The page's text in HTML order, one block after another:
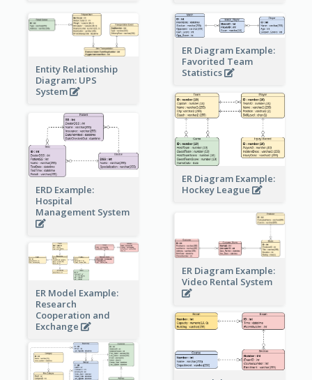
Entity Relationship
Diagram: UPS
System
ER Diagram Example:
Favorited Team
Statistics
ER Diagram Example:
Hockey League
ERD Example:
Hospital
Management System
ER Diagram Example:
Video Rental System
ER Model Example:
Research
Cooperation and
Exchange